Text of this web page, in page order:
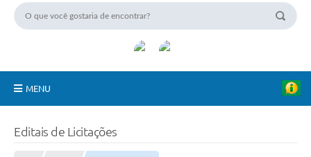
MENU
Editais de Licitações